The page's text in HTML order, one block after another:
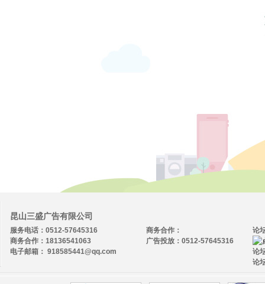
昆山三盛广告有限公司
服务电话：0512-57645316
商务合作：18136541063
电子邮箱： 918585441@qq.com
论
论
论
商务合作：
广告投放：0512-57645316